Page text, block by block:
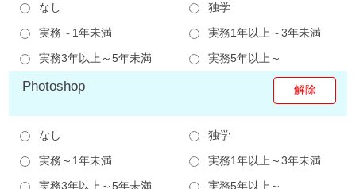
なし
独学
実務～1年未満
実務1年以上～3年未満
実務3年以上～5年未満
実務5年以上～
Photoshop
なし
独学
実務～1年未満
実務1年以上～3年未満
実務3年以上～5年未満
実務5年以上～